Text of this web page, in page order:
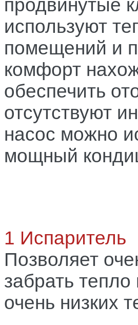
продвинутые
используют
помещений и
комфорт
обеспечить
отсутствуют
насос можно
мощный
1 Испаритель
Позволяет
забрать
очень низких